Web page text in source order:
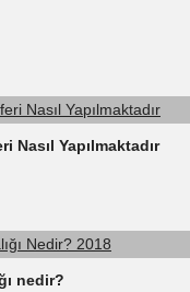
Nasıl Yapılmaktadır
nedir?